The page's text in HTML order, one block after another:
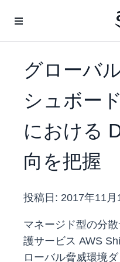
グローバ
シュボー
における
向を把握
投稿日: 2017年11月
マネージド型の分
護サービス AWS
ローバル脅威環境